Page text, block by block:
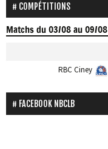
COMPÉTITIONS
Matchsdu 03/08 au 09/08
RBC Ciney
FACEBOOK NBCLB